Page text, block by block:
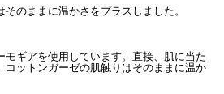
のままに温かさをプラスしました。
モギアを使用しています。直接、肌に当た
コットンガーゼの肌触りはそのままに温か